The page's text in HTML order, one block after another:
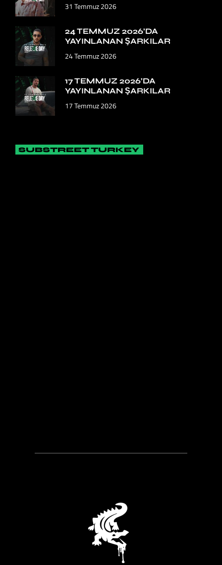
31 Temmuz 2026
24 TEMMUZ 2026’DA
YAYINLANAN ŞARKILAR
24 Temmuz 2026
17 TEMMUZ 2026’DA
YAYINLANAN ŞARKILAR
17 Temmuz 2026
SUBSTREET TURKEY